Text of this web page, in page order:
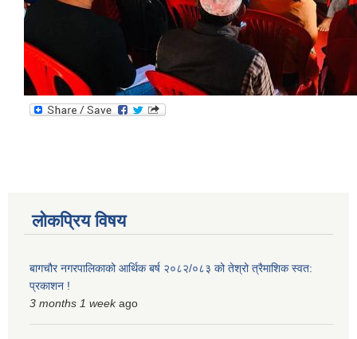
लोकप्रिय विषय
बागचौर नगरपालिकाको आर्थिक बर्ष २०८२/०८३ को तेश्रो त्रैमाशिक स्वत:
प्रकाशन !
3 months 1 weekago